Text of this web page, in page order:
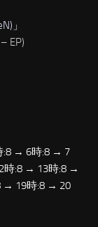
」
EP)
:8 → 6時:8 → 7
時:8 → 13時:8 →
→ 19時:8 → 20